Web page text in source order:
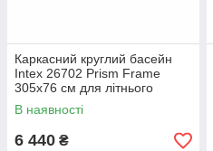
Каркасний круглий басейн
Intex 26702 Prism Frame
305х76 см для літнього
відпочинку
В наявності
6 440 ₴